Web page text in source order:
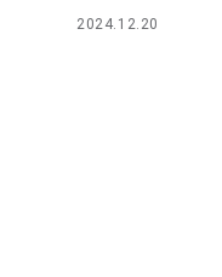
2024.12.20